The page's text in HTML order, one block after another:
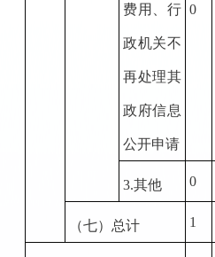
费用、行
政机关不
再处理其
政府信息
公开申请
0
3.其他 0
（七）总计 1